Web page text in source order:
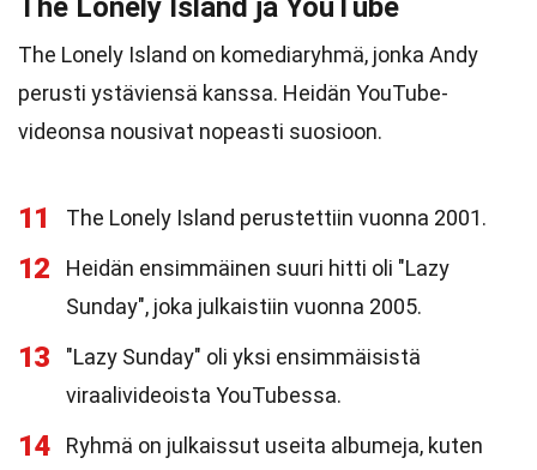
The Lonely Island ja YouTube
The Lonely Island on komediaryhmä, jonka Andy
perusti ystäviensä kanssa. Heidän YouTube-
videonsa nousivat nopeasti suosioon.
11 The Lonely Island perustettiin vuonna 2001.
12
Heidän ensimmäinen suuri hitti oli "Lazy
Sunday", joka julkaistiin vuonna 2005.
13
"Lazy Sunday" oli yksi ensimmäisistä
viraalivideoista YouTubessa.
14
Ryhmä on julkaissut useita albumeja, kuten